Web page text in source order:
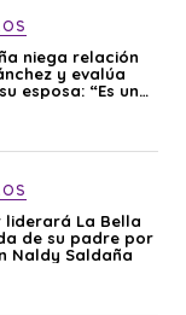
niega relación
y evalúa
esposa: “Es una
liderará La Bella
de su padre por
Naldy Saldaña